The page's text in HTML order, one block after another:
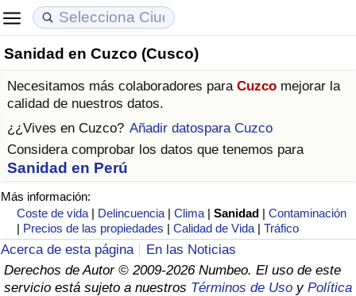
Sanidad en Cuzco (Cusco)
Necesitamos más colaboradores para Cuzco mejorar la
calidad de nuestros datos.
¿¿Vives en Cuzco? Añadir datospara Cuzco
Considera comprobar los datos que tenemos para
Sanidad en Perú
Más información:
Coste de vida | Delincuencia |Clima |Sanidad |Contaminación
| Precios de las propiedades |Calidad de Vida |Tráfico
Acerca de esta página
En las Noticias
Derechos de Autor © 2009-2026 Numbeo. El uso de este
servicio está sujeto a nuestros Términos de Uso y Política
Coste de vida
Índice de Costo de Vida (Actual)
Índice de Costo de Vida
Índice de costo de vida por país
en aqaba
Precios de las propiedades
Índice de Precios de Inmuebles (Actual)
Índice de Precios de Inmuebles
Índice de Precios de Inmuebles por País
Calidad de Vida
Índice de Calidad de Vida
Índice de Calidad de Vida (Actual)
Índice de calidad de vida por país
Delincuencia
Calificación del Índice de Criminalidad
(Actual)